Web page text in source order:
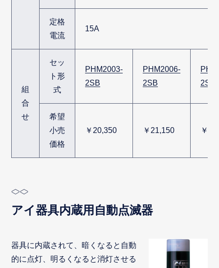
定格
電流
15A
組
合
せ
セッ
ト形
式
PHM2003-
2SB
PHM2006-
2SB
2SB
希望
小売
価格
￥20,350 ￥21,150 ￥
アイ器具内蔵用自動点滅器
器具に内蔵されて、暗くなると自動
的に点灯、明るくなると消灯させる